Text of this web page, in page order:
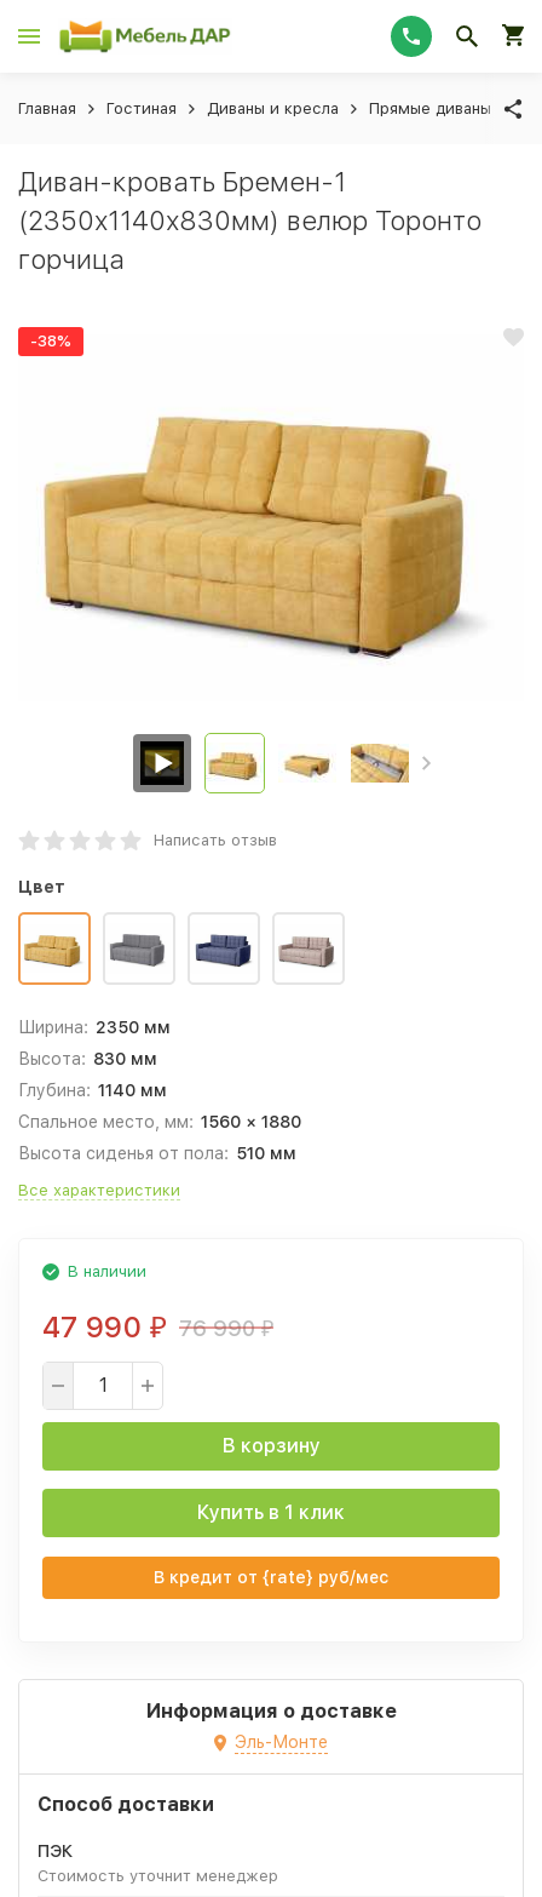
Главная Гостиная Диваны и кресла Прямые диваны
Диван-кровать Бремен-1
(2350х1140х830мм) велюр Торонто
горчица
-38%
Написать отзыв
Цвет
Ширина: 2350 мм
Высота: 830 мм
Глубина: 1140 мм
Спальное место, мм: 1560 × 1880
Высота сиденья от пола: 510 мм
Все характеристики
В наличии
47 990 ₽ 76 990₽
В корзину
Купить в 1 клик
В кредит от {rate} руб/мес
Информация о доставке
Эль-Монте
Способ доставки
ПЭК
Стоимость уточнит менеджер